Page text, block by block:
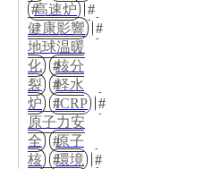
高速炉
健康影響
地球温暖
化
核分
裂
軽水
炉
ICRP
原子力安
全
原子
核
環境